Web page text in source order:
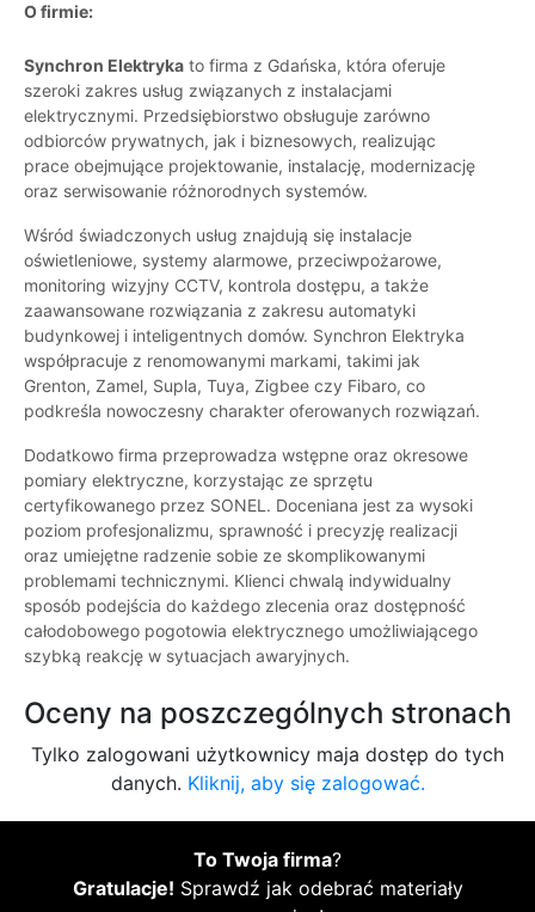
O firmie:
Synchron Elektryka to firma z Gdańska, która oferuje
szeroki zakres usług związanych z instalacjami
elektrycznymi. Przedsiębiorstwo obsługuje zarówno
odbiorców prywatnych, jak i biznesowych, realizując
prace obejmujące projektowanie, instalację, modernizację
oraz serwisowanie różnorodnych systemów.
Wśród świadczonych usług znajdują się instalacje
oświetleniowe, systemy alarmowe, przeciwpożarowe,
monitoring wizyjny CCTV, kontrola dostępu, a także
zaawansowane rozwiązania z zakresu automatyki
budynkowej i inteligentnych domów. Synchron Elektryka
współpracuje z renomowanymi markami, takimi jak
Grenton, Zamel, Supla, Tuya, Zigbee czy Fibaro, co
podkreśla nowoczesny charakter oferowanych rozwiązań.
Dodatkowo firma przeprowadza wstępne oraz okresowe
pomiary elektryczne, korzystając ze sprzętu
certyfikowanego przez SONEL. Doceniana jest za wysoki
poziom profesjonalizmu, sprawność i precyzję realizacji
oraz umiejętne radzenie sobie ze skomplikowanymi
problemami technicznymi. Klienci chwalą indywidualny
sposób podejścia do każdego zlecenia oraz dostępność
całodobowego pogotowia elektrycznego umożliwiającego
szybką reakcję w sytuacjach awaryjnych.
Oceny na poszczególnych stronach
Tylko zalogowani użytkownicy maja dostęp do tych
danych. Kliknij, aby się zalogować.
To Twoja firma?
Gratulacje! Sprawdź jak odebrać materiały